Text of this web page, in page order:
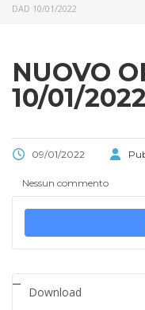
DAD 10/01/2022
NUOVO
10/01/2022
09/01/2022
Nessun commento
Download